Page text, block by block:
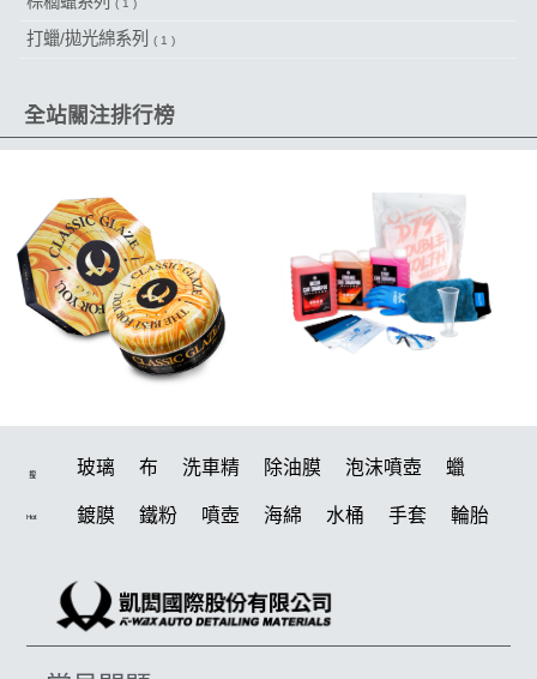
( 1 )
打蠟/拋光綿系列 ( 1 )
全站關注排行榜
搜
Hot
玻璃 布 洗車精 除油膜 泡沫噴壺 蠟
鍍膜 鐵粉 噴壺 海綿 水桶 手套 輪胎
鍍膜劑 打蠟棉 瓷土 機車